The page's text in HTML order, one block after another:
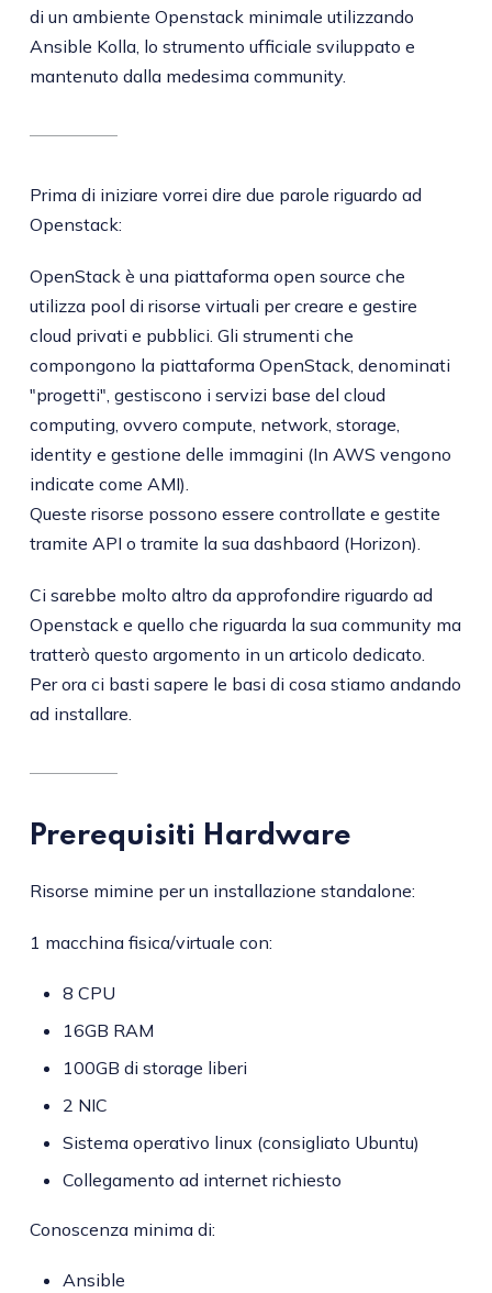
di un ambiente Openstack minimale utilizzando
Ansible Kolla, lo strumento ufficiale sviluppato e
mantenuto dalla medesima community.
Prima di iniziare vorrei dire due parole riguardo ad
Openstack:
OpenStack è una piattaforma open source che
utilizza pool di risorse virtuali per creare e gestire
cloud privati e pubblici. Gli strumenti che
compongono la piattaforma OpenStack, denominati
"progetti", gestiscono i servizi base del cloud
computing, ovvero compute, network, storage,
identity e gestione delle immagini (In AWS vengono
indicate come AMI).
Queste risorse possono essere controllate e gestite
tramite API o tramite la sua dashbaord (Horizon).
Ci sarebbe molto altro da approfondire riguardo ad
Openstack e quello che riguarda la sua community ma
tratterò questo argomento in un articolo dedicato.
Per ora ci basti sapere le basi di cosa stiamo andando
ad installare.
Prerequisiti Hardware
Risorse mimine per un installazione standalone:
1 macchina fisica/virtuale con:
8 CPU
16GB RAM
100GB di storage liberi
2 NIC
Sistema operativo linux (consigliato Ubuntu)
Collegamento ad internet richiesto
Conoscenza minima di:
Ansible